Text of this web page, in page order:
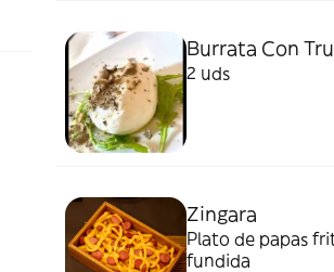
Burrata Con
2 uds
Zingara
Plato de papas
fundida